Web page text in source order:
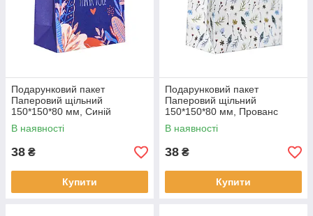
Подарунковий пакет
Паперовий щільний
150*150*80 мм, Синій
В наявності
38 ₴
Купити
Подарунковий пакет
Паперовий щільний
150*150*80 мм, Прованс
В наявності
38 ₴
Купити